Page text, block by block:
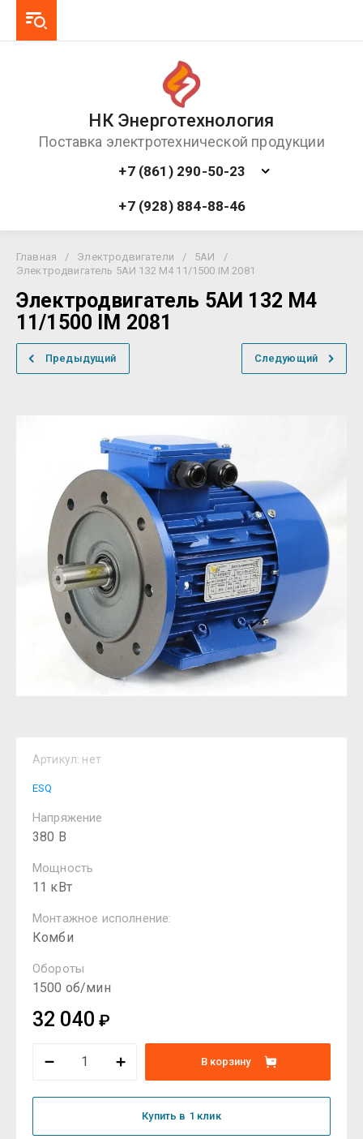
НК Энерготехнология
Поставка электротехнической продукции
+7 (861) 290-50-23
+7 (928) 884-88-46
Главная / Электродвигатели / 5АИ
/
Электродвигатель 5АИ 132 М4 11/1500 IM 2081
Электродвигатель 5АИ 132 М4
11/1500 IM 2081
Предыдущий Следующий
Артикул: нет
ESQ
Напряжение
380 В
Мощность
11 кВт
Монтажное исполнение:
Комби
Обороты
1500 об/мин
32 040 ₽
В корзину
Купить в 1 клик